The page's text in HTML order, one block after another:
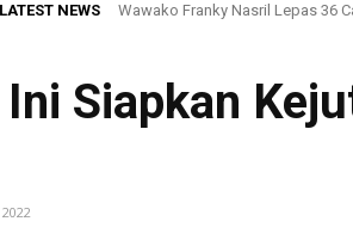
LATEST NEWS Dugaan Kekerasan Seksual
Siapkan